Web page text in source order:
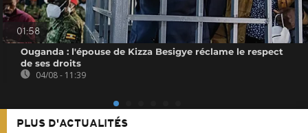
01:58
Ouganda : l'épouse de Kizza Besigye réclame le respect
de ses droits
04/08 - 11:39
PLUS D'ACTUALITÉS